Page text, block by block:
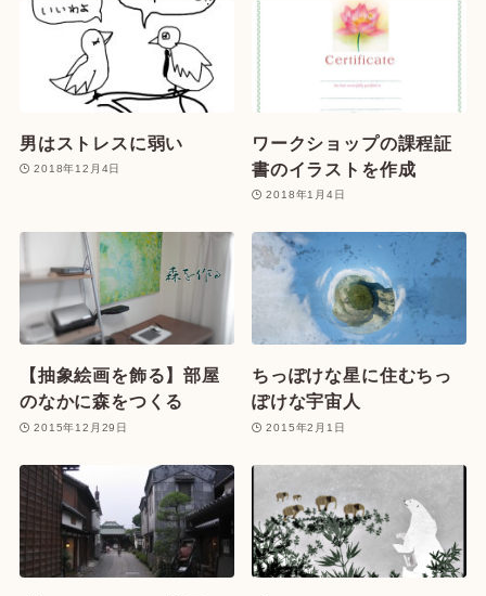
男はストレスに弱い
2018年12月4日
ワークショップの課程証
書のイラストを作成
2018年1月4日
【抽象絵画を飾る】部屋
のなかに森をつくる
2015年12月29日
ちっぽけな星に住むちっ
ぽけな宇宙人
2015年2月1日